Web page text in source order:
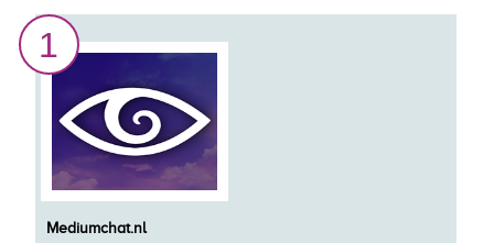
1
Mediumchat.nl